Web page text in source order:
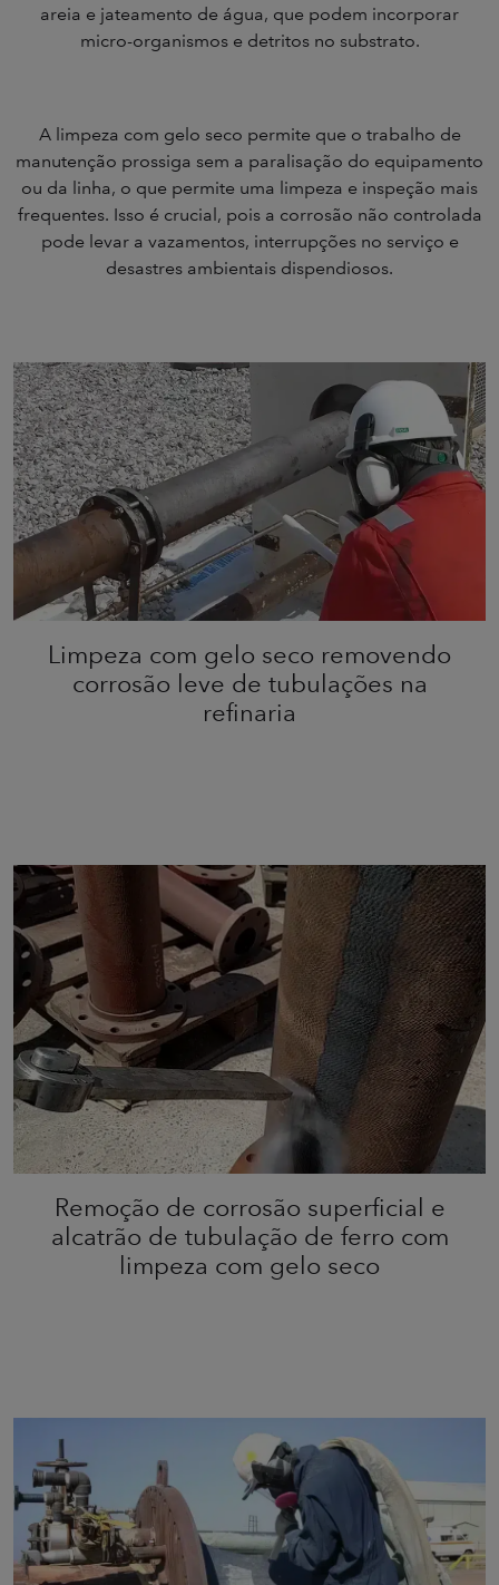
areia e jateamento de água, que podem incorporar
micro-organismos e detritos no substrato.
A limpeza com gelo seco permite que o trabalho de
manutenção prossiga sem a paralisação do equipamento
ou da linha, o que permite uma limpeza e inspeção mais
frequentes. Isso é crucial, pois a corrosão não controlada
pode levar a vazamentos, interrupções no serviço e
desastres ambientais dispendiosos.
Limpeza com gelo seco removendo
corrosão leve de tubulações na
refinaria
Remoção de corrosão superficial e
alcatrão de tubulação de ferro com
limpeza com gelo seco